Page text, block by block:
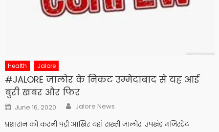
Health Jalore
#JALORE जालोर के निकट उम्मेदाबाद से यह आई
बुरी खबर और फिर
Posted
on
June 16, 2020 Author
Jalore News
प्रशासन को करनी पड़ी आखिर यहां सख्ती जालोर. उपखंड मजिस्ट्रेट